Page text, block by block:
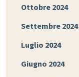
Ottobre 2024
Settembre 2024
Luglio 2024
Giugno 2024